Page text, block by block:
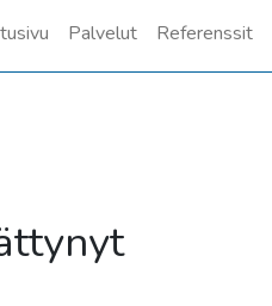
Palvelut Referenssit